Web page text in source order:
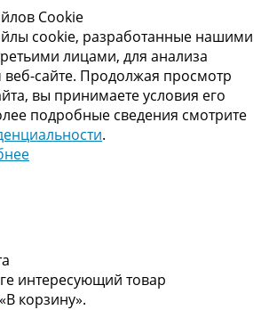
Cookie
cookie, разработанные нашими
лицами, для анализа
сайте. Продолжая просмотр
вы принимаете условия его
подробные сведения смотрите
.
интересующий товар
корзину».